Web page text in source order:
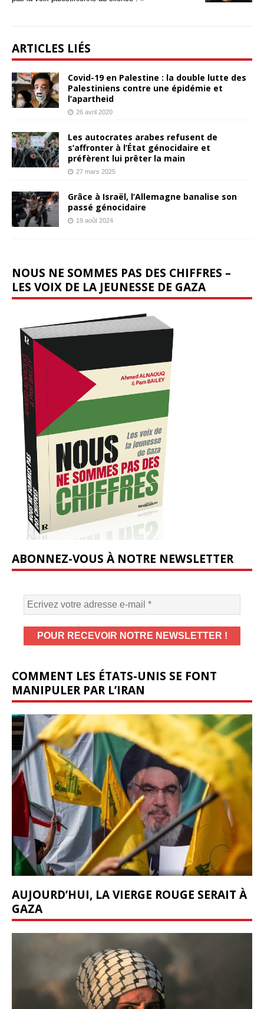
ARTICLES LIÉS
Covid-19 en Palestine : la double lutte des
Palestiniens contre une épidémie et
l’apartheid
26 avril 2020
Les autocrates arabes refusent de
s’affronter à l’État génocidaire et
préfèrent lui prêter la main
27 mars 2025
Grâce à Israël, l’Allemagne banalise son
passé génocidaire
19 août 2024
NOUS NE SOMMES PAS DES CHIFFRES –
LES VOIX DE LA JEUNESSE DE GAZA
ABONNEZ-VOUS À NOTRE NEWSLETTER
COMMENT LES ÉTATS-UNIS SE FONT
MANIPULER PAR L’IRAN
AUJOURD’HUI, LA VIERGE ROUGE SERAIT À
GAZA